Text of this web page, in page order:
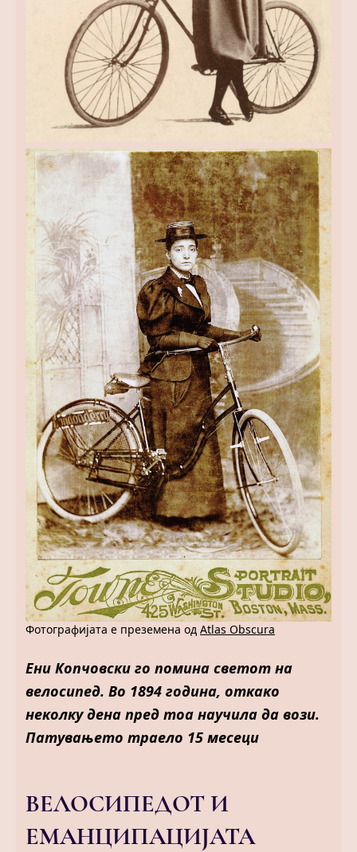
Фотографијата е преземена од Atlas Obscura
Ени Копчовски го помина светот на
велосипед. Во 1894 година, откако
неколку дена пред тоа научила да вози.
Патувањето траело 15 месеци
ВЕЛОСИПЕДОТ И
ЕМАНЦИПАЦИЈАТА